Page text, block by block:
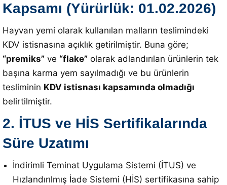
Kapsamı (Yürürlük: 01.02.2026)
Hayvan yemi olarak kullanılan malların teslimindeki
KDV istisnasına açıklık getirilmiştir. Buna göre;
“premiks” ve “flake” olarak adlandırılan ürünlerin tek
başına karma yem sayılmadığı ve bu ürünlerin
tesliminin KDV istisnası kapsamında olmadığı
belirtilmiştir.
2. İTUS ve HİS Sertifikalarında
Süre Uzatımı
İndirimli Teminat Uygulama Sistemi (İTUS) ve
Hızlandırılmış İade Sistemi (HİS) sertifikasına sahip